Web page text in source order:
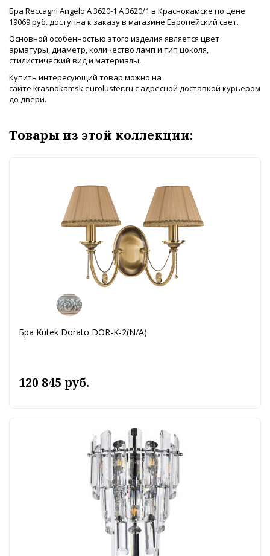
Бра Reccagni Angelo A 3620-1 A 3620/1 в Краснокамске по цене
19069 руб. доступна к заказу в магазине Европейский свет.
Основной особенностью этого изделия является цвет
арматуры, диаметр, количество ламп и тип цоколя,
стилистический вид и материалы.
Купить интересующий товар можно на
сайте krasnokamsk.euroluster.ru с адресной доставкой курьером
до двери.
Товары из этой коллекции:
Бра Kutek Dorato DOR-K-2(N/A)
120 845 руб.